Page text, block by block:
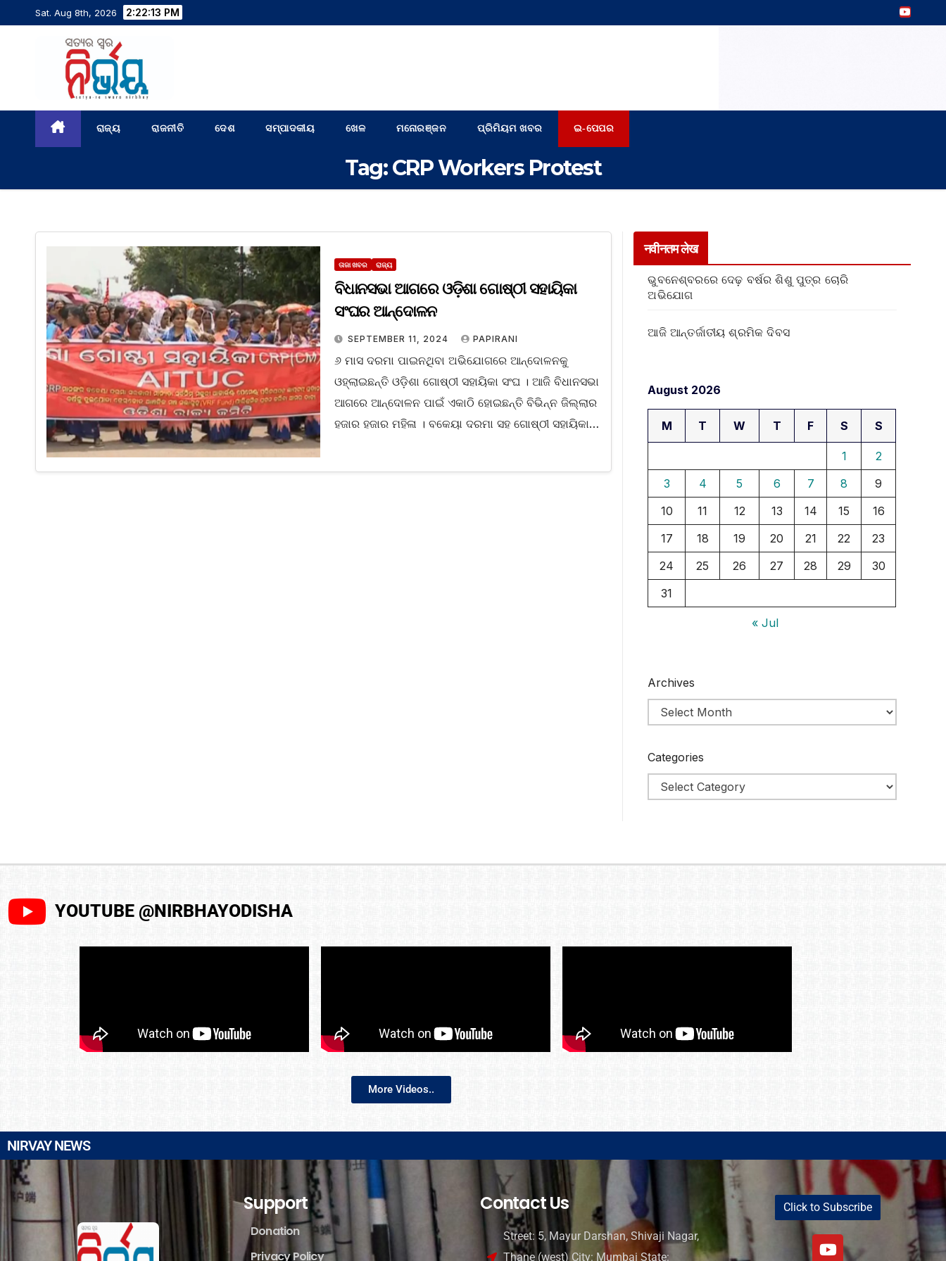
Sat. Aug 8th, 2026 2:22:13 PM
ରାଜ୍ୟ ରାଜନୀତି ଦେଶ ସମ୍ପାଦକୀୟ ଖେଳ ମନୋରଞ୍ଜନ ପ୍ରିମିୟମ ଖବର ଇ-ପେପର
Tag:CRP Workers Protest
ତାଜା ଖବର ରାଜ୍ୟ
ବିଧାନସଭା ଆଗରେ ଓଡ଼ିଶା ଗୋଷ୍ଠୀ ସହାୟିକା
ସଂଘର ଆନ୍ଦୋଳନ
SEPTEMBER 11, 2024 PAPIRANI
୬ ମାସ ଦରମା ପାଇନଥିବା ଅଭିଯୋଗରେ ଆନ୍ଦୋଳନକୁ
ଓହ୍ଲାଇଛନ୍ତି ଓଡ଼ିଶା ଗୋଷ୍ଠୀ ସହାୟିକା ସଂଘ । ଆଜି ବିଧାନସଭା
ଆଗରେ ଆନ୍ଦୋଳନ ପାଇଁ ଏକାଠି ହୋଇଛନ୍ତି ବିଭିନ୍ନ ଜିଲ୍ଲାର
ହଜାର ହଜାର ମହିଳା । ବକେୟା ଦରମା ସହ ଗୋଷ୍ଠୀ ସହାୟିକା…
नवीनतम लेख
ଭୁବନେଶ୍ବରରେ ଦେଢ଼ ବର୍ଷର ଶିଶୁ ପୁତ୍ର ଚୋରି
ଅଭିଯୋଗ
ଆଜି ଆନ୍ତର୍ଜାତୀୟ ଶ୍ରମିକ ଦିବସ
August 2026
M T W T F S S
1
2
3
4 5 6 7 8
9
10
11 12 13 14 15
16
17
18 19 20 21 22
23
24
25 26 27 28 29
30
31
« Jul
Archives
Categories
YOUTUBE @NIRBHAYODISHA
More Videos..
NIRVAY NEWS
Support
Donation
Privacy Policy
Contact Us
Street: 5, Mayur Darshan, Shivaji Nagar,
Thane (west) City: Mumbai State:
Click to Subscribe